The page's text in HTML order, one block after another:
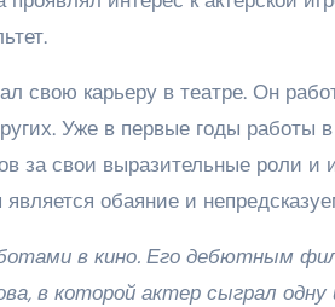
свою карьеру в театре. Он
Уже в первые годы работы в
за свои выразительные роли и
обаяние и
в кино. Его дебютным
в которой актер сыграл